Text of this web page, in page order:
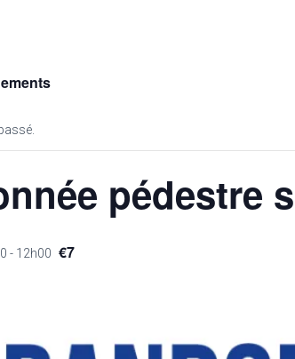
pédestre
- 12h00 €7